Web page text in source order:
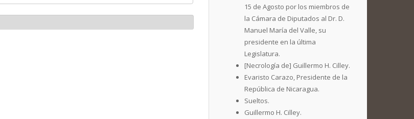
15 de Agosto por los miembros de
la Cámara de Diputados al Dr. D.
Manuel María del Valle, su
presidente en la última
Legislatura.
[Necrología de] Guillermo H. Cilley.
Evaristo Carazo, Presidente de la
República de Nicaragua.
Sueltos.
Guillermo H. Cilley.